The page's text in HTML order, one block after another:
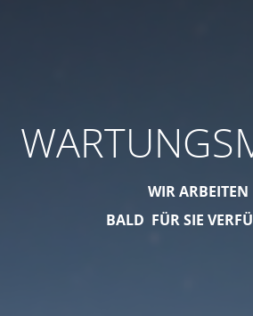
WIR ARBEITEN
BALD FÜR SIE